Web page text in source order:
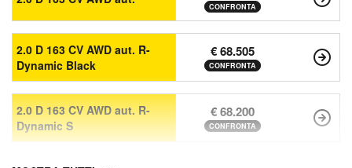
CONFRONTA
2.0 D 163 CV AWD aut. R-
Dynamic Black
€ 68.505
CONFRONTA
2.0 D 163 CV AWD aut. R-
Dynamic S
€ 68.200
CONFRONTA